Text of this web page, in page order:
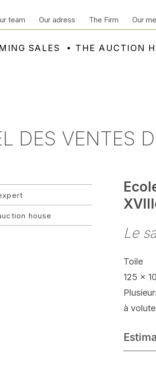
SALES THE AUCTION
team Our adress The Firm Our
DES VENTES
house
Le
Toile
125 x
à